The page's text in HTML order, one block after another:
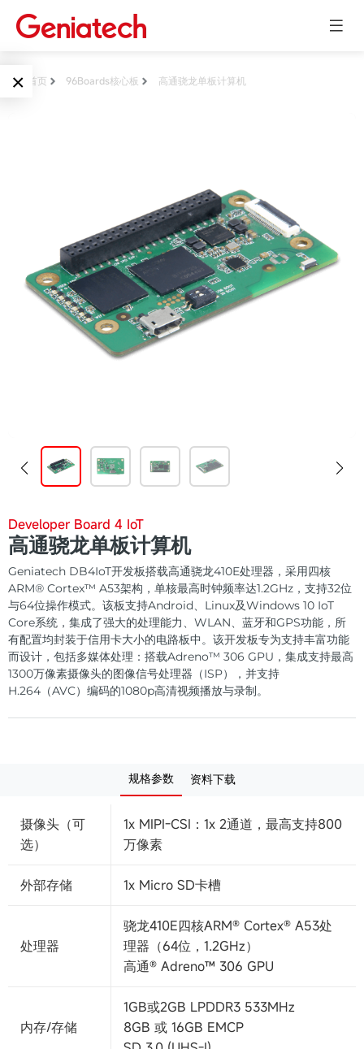
×
AI开发板
核心板
标准板
Embedded
电子墨水屏
墨水屏数字标
Solutions
AI边缘计算
智慧医疗
工业自动化
关于公司
联系我们
首页 96Boards核心板 高通骁龙单板计算机
Developer Board 4 IoT
高通骁龙单板计算机
Geniatech DB4IoT开发板搭载高通骁龙410E处理器，采用四核
ARM® Cortex™ A53架构，单核最高时钟频率达1.2GHz，支持32位
与64位操作模式。该板支持Android、Linux及Windows 10 IoT
Core系统，集成了强大的处理能力、WLAN、蓝牙和GPS功能，所
有配置均封装于信用卡大小的电路板中。该开发板专为支持丰富功能
而设计，包括多媒体处理：搭载Adreno™ 306 GPU，集成支持最高
1300万像素摄像头的图像信号处理器（ISP），并支持
H.264（AVC）编码的1080p高清视频播放与录制。
规格参数 资料下载
摄像头（可
选）
1x MIPI-CSI：1x 2通道，最高支持800
万像素
外部存储 1x Micro SD卡槽
处理器
骁龙410E四核ARM® Cortex® A53处
理器（64位，1.2GHz）
高通® Adreno™ 306 GPU
内存/存储
1GB或2GB LPDDR3 533MHz
8GB 或 16GB EMCP